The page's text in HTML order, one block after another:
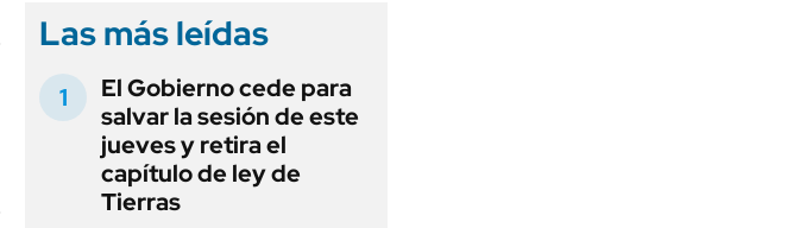
Las más leídas
El Gobierno cede para
salvar la sesión de este
jueves y retira el
capítulo de ley de
Tierras